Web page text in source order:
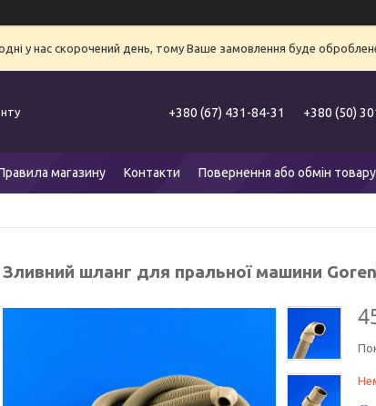
у нас скорочений день, тому Ваше замовлення буде
+380 (67) 431-84-31 +380 (50)
магазину Контакти Повернення або обмін товару
Зливний шланг для пральної машини